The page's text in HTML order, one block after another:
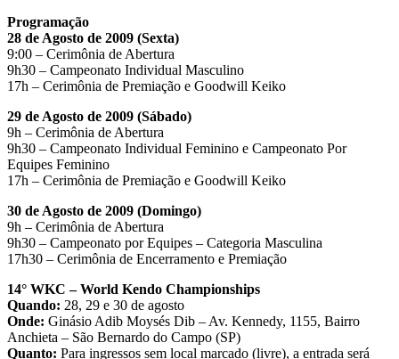
Programação
28 de Agosto de 2009 (Sexta)
9:00 – Cerimônia de Abertura
9h30 – Campeonato Individual Masculino
17h – Cerimônia de Premiação e Goodwill Keiko
29 de Agosto de 2009 (Sábado)
9h – Cerimônia de Abertura
9h30 – Campeonato Individual Feminino e Campeonato Por
Equipes Feminino
17h – Cerimônia de Premiação e Goodwill Keiko
30 de Agosto de 2009 (Domingo)
9h – Cerimônia de Abertura
9h30 – Campeonato por Equipes – Categoria Masculina
17h30 – Cerimônia de Encerramento e Premiação
14° WKC – World Kendo Championships
Quando: 28, 29 e 30 de agosto
Onde: Ginásio Adib Moysés Dib – Av. Kennedy, 1155, Bairro
Anchieta – São Bernardo do Campo (SP)
Quanto: Para ingressos sem local marcado (livre), a entrada será